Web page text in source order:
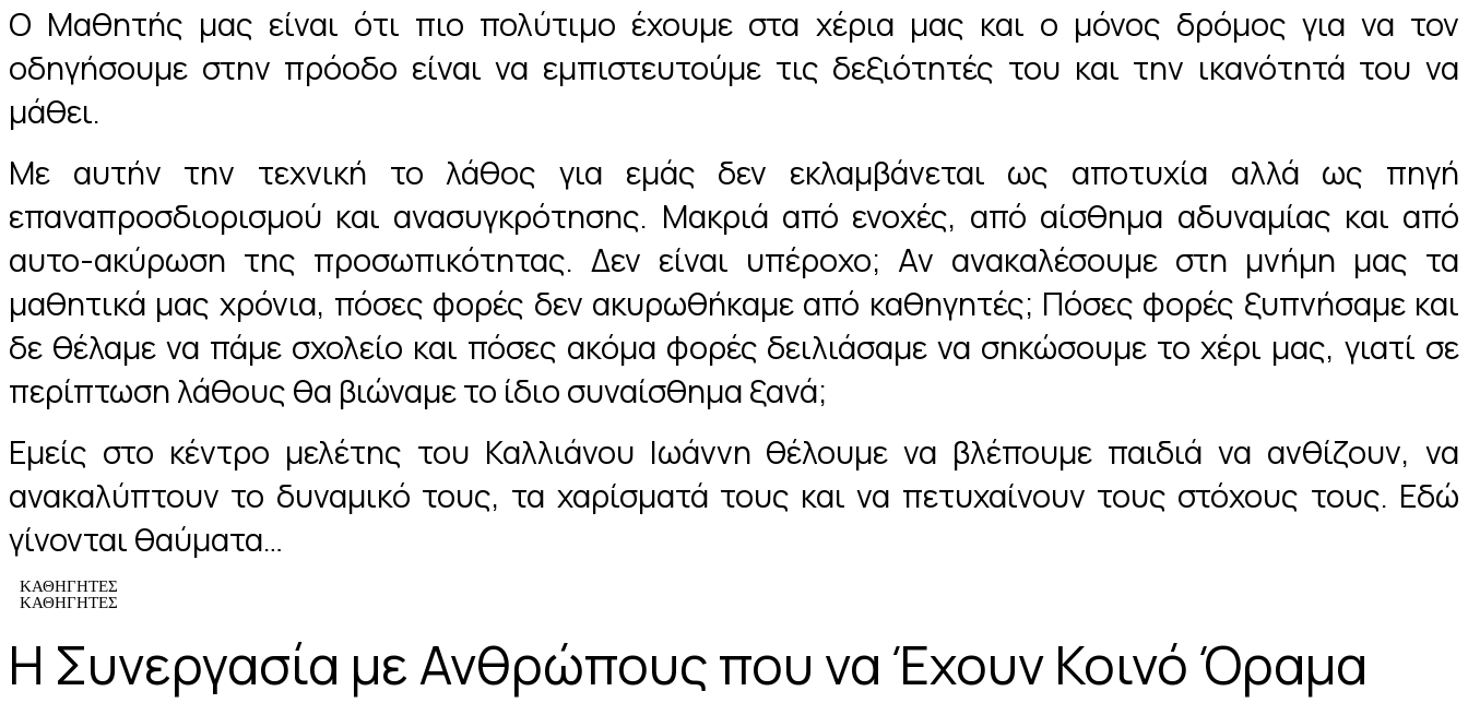
Ο Μαθητής μας είναι ότι πιο πολύτιμο έχουμε στα χέρια μας και ο μόνος δρόμος για να τον
οδηγήσουμε στην πρόοδο είναι να εμπιστευτούμε τις δεξιότητές του και την ικανότητά του να
μάθει.
Με αυτήν την τεχνική το λάθος για εμάς δεν εκλαμβάνεται ως αποτυχία αλλά ως πηγή
επαναπροσδιορισμού και ανασυγκρότησης. Μακριά από ενοχές, από αίσθημα αδυναμίας και από
αυτο-ακύρωση της προσωπικότητας. Δεν είναι υπέροχο; Αν ανακαλέσουμε στη μνήμη μας τα
μαθητικά μας χρόνια, πόσες φορές δεν ακυρωθήκαμε από καθηγητές; Πόσες φορές ξυπνήσαμε και
δε θέλαμε να πάμε σχολείο και πόσες ακόμα φορές δειλιάσαμε να σηκώσουμε το χέρι μας, γιατί σε
περίπτωση λάθους θα βιώναμε το ίδιο συναίσθημα ξανά;
Εμείς στο κέντρο μελέτης του Καλλιάνου Ιωάννη θέλουμε να βλέπουμε παιδιά να ανθίζουν, να
ανακαλύπτουν το δυναμικό τους, τα χαρίσματά τους και να πετυχαίνουν τους στόχους τους. Εδώ
γίνονται θαύματα…
ΚΑΘΗΓΗΤΕΣ
ΚΑΘΗΓΗΤΕΣ
Η Συνεργασία με Ανθρώπους που να Έχουν Κοινό Όραμα